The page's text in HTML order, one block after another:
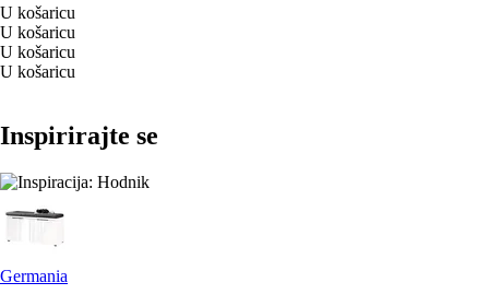
U košaricu
U košaricu
U košaricu
U košaricu
Inspirirajte se
Germania